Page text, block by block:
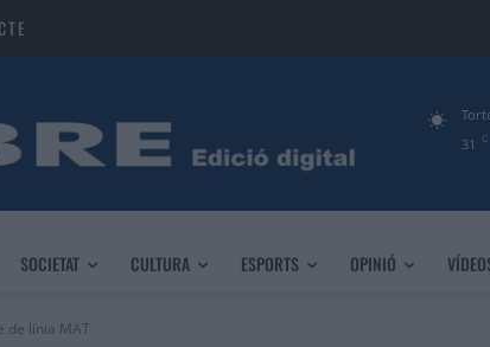
31 C
SOCIETAT CULTURA ESPORTS OPINIÓ
de línia MAT